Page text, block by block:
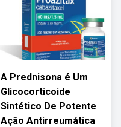
A Prednisona é Um
Glicocorticoide
Sintético De Potente
Ação Antirreumática